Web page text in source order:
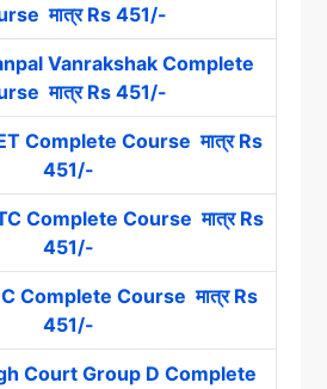
मात्र Rs 451/-
Vanrakshak Complete
मात्र Rs 451/-
Complete Course मात्र Rs
451/-
Complete Course मात्र Rs
451/-
Complete Course मात्र Rs
451/-
Court Group D Complete